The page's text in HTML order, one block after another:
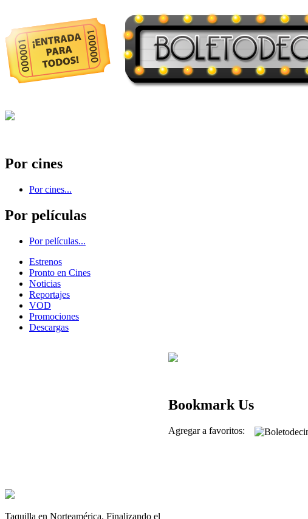
Por cines
Por cines...
Por películas
Por películas...
Estrenos
Pronto en Cines
Noticias
Reportajes
VOD
Promociones
Descargas
Taquilla en Norteamérica. Finalizando el
Bookmark Us
Agregar a favoritos: